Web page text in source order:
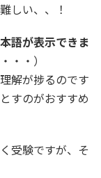
しい、、！
語が表示できま
・・）
解が捗るのです
すのがおすすめ
受験ですが、そ